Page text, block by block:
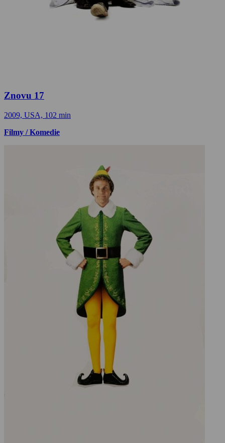
Znovu 17
2009, USA, 102 min
Filmy / Komedie